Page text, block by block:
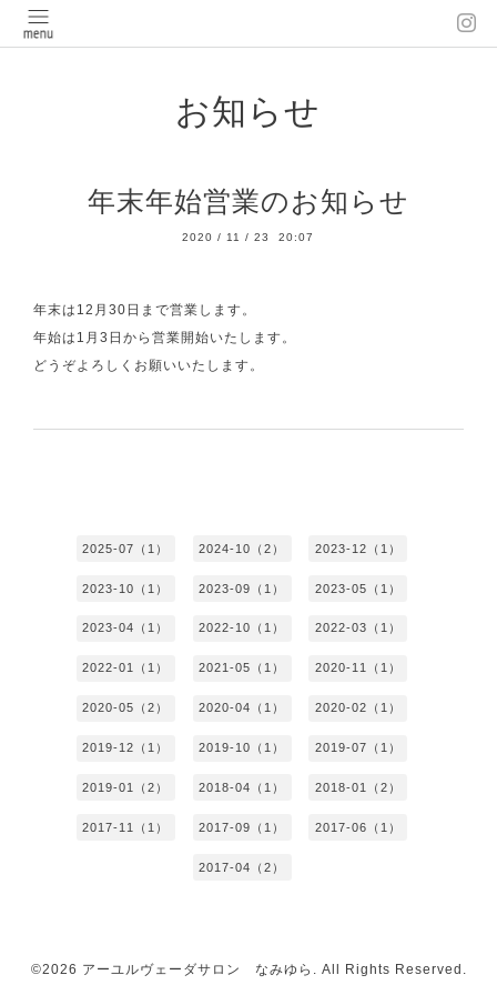
お知らせ
年末年始営業のお知らせ
2020 / 11 /23 20:07
年末は12月30日まで営業します。
年始は1月3日から営業開始いたします。
どうぞよろしくお願いいたします。
2025-07（1） 2024-10（2） 2023-12（1）
2023-10（1） 2023-09（1） 2023-05（1）
2023-04（1） 2022-10（1） 2022-03（1）
2022-01（1） 2021-05（1） 2020-11（1）
2020-05（2） 2020-04（1） 2020-02（1）
2019-12（1） 2019-10（1） 2019-07（1）
2019-01（2） 2018-04（1） 2018-01（2）
2017-11（1） 2017-09（1） 2017-06（1）
2017-04（2）
©2026 アーユルヴェーダサロン なみゆら . All Rights Reserved.